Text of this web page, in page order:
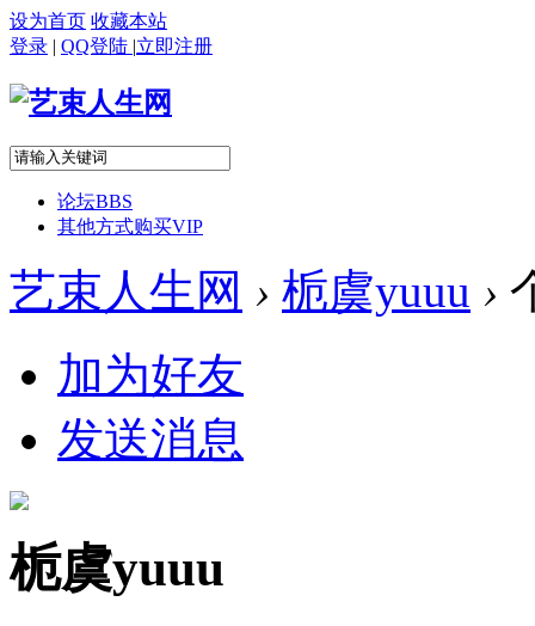
设为首页 收藏本站
登录 | QQ登陆 |立即注册
论坛BBS
其他方式购买VIP
艺束人生网 › 栀虞yuuu ›
加为好友
发送消息
栀虞yuuu